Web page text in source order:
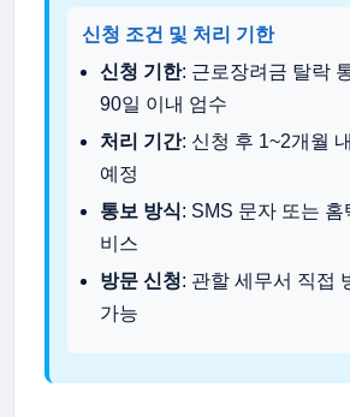
신청 조건 및 처리 기한
신청 기한: 근로장려금 탈락
90일 이내 엄수
처리 기간: 신청 후 1~2개월
예정
통보 방식: SMS 문자 또는 홈
비스
방문 신청: 관할 세무서 직접
가능